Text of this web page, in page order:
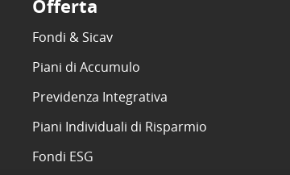
Offerta
Fondi & Sicav
Piani di Accumulo
Previdenza Integrativa
Piani Individuali di Risparmio
Fondi ESG